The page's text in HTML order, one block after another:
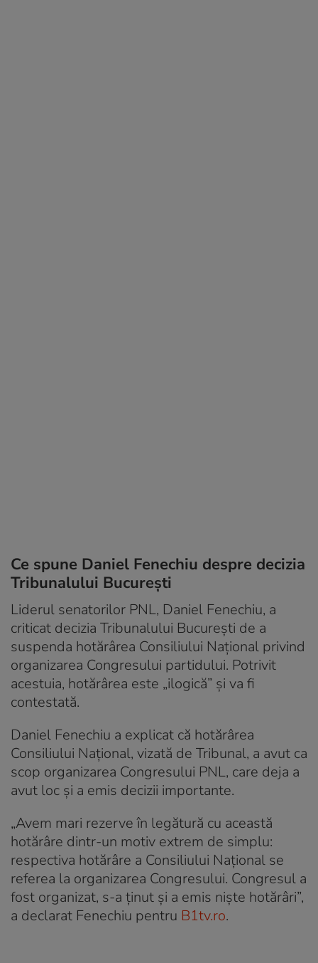
Ce spune Daniel Fenechiu despre decizia
Tribunalului București
Liderul senatorilor PNL, Daniel Fenechiu, a
criticat decizia Tribunalului București de a
suspenda hotărârea Consiliului Național privind
organizarea Congresului partidului. Potrivit
acestuia, hotărârea este „ilogică” și va fi
contestată.
Daniel Fenechiu a explicat că hotărârea
Consiliului Național, vizată de Tribunal, a avut ca
scop organizarea Congresului PNL, care deja a
avut loc și a emis decizii importante.
„Avem mari rezerve în legătură cu această
hotărâre dintr-un motiv extrem de simplu:
respectiva hotărâre a Consiliului Național se
referea la organizarea Congresului. Congresul a
fost organizat, s-a ținut și a emis niște hotărâri”,
a declarat Fenechiu pentru B1tv.ro.